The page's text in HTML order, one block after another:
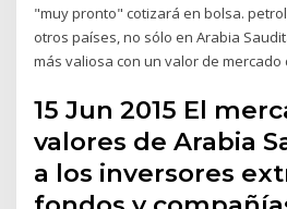
"muy pronto" cotizará en bolsa.
otros países, no sólo en Arabia
más valiosa con un valor de mercado
15 Jun 2015 El
valores de Arabia
a los inversores